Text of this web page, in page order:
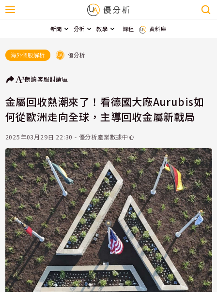
新聞 分析 教學 課程 資料庫
海外個股解析 優分析
朗讀客服討論區
金屬回收熱潮來了！看德國大廠Aurubis如
何從歐洲走向全球，主導回收金屬新戰局
2025年03月29日 22:30 - 優分析產業數據中心